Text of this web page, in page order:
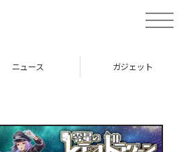
toggle
ニュース ガジェット